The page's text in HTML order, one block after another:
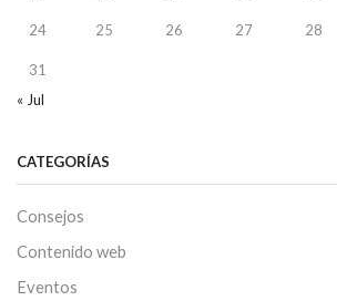
24 25 26 27 28
31
« Jul
CATEGORÍAS
Consejos
Contenido web
Eventos